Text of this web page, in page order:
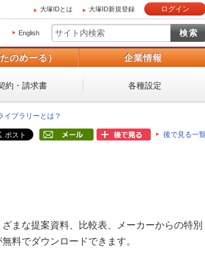
大塚IDとは 大塚ID新規登録 ログイン
English
のめーる） 企業情報
約・請求書 各種設定
イブラリーとは？
後で見る一
まな提案資料、比較表、メーカーからの特別
料でダウンロードできます。